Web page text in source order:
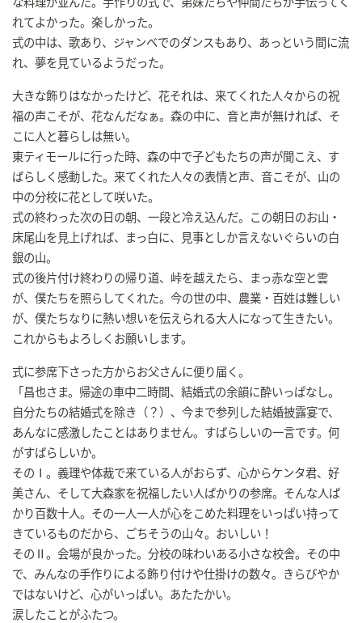
れてよかった。楽しかった。
式の中は、歌あり、ジャンベでのダンスもあり、あっという間に流
れ、夢を見ているようだった。
大きな飾りはなかったけど、花それは、来てくれた人々からの祝
福の声こそが、花なんだなぁ。森の中に、音と声が無ければ、そ
こに人と暮らしは無い。
東ティモールに行った時、森の中で子どもたちの声が聞こえ、す
ばらしく感動した。来てくれた人々の表情と声、音こそが、山の
中の分校に花として咲いた。
式の終わった次の日の朝、一段と冷え込んだ。この朝日のお山・
床尾山を見上げれば、まっ白に、見事としか言えないぐらいの白
銀の山。
式の後片付け終わりの帰り道、峠を越えたら、まっ赤な空と雲
が、僕たちを照らしてくれた。今の世の中、農業・百姓は難しい
が、僕たちなりに熱い想いを伝えられる大人になって生きたい。
これからもよろしくお願いします。
式に参席下さった方からお父さんに便り届く。
「昌也さま。帰途の車中二時間、結婚式の余韻に酔いっぱなし。
自分たちの結婚式を除き（？）、今まで参列した結婚披露宴で、
あんなに感激したことはありません。すばらしいの一言です。何
がすばらしいか。
そのⅠ。義理や体裁で来ている人がおらず、心からケンタ君、好
美さん、そして大森家を祝福したい人ばかりの参席。そんな人ば
かり百数十人。その一人一人が心をこめた料理をいっぱい持って
きているものだから、ごちそうの山々。おいしい！
そのⅡ。会場が良かった。分校の味わいある小さな校舎。その中
で、みんなの手作りによる飾り付けや仕掛けの数々。きらびやか
ではないけど、心がいっぱい。あたたかい。
涙したことがふたつ。